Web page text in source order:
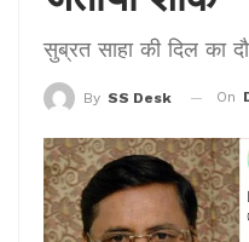
सुब्रत साहा की दिल का
By SS Desk On